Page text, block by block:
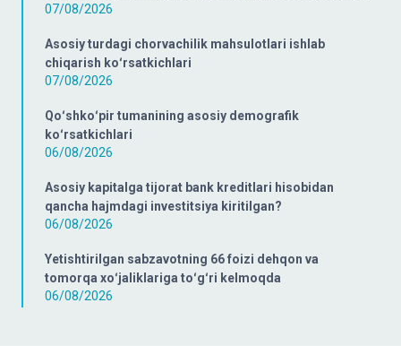
07/08/2026
Asosiy turdagi chorvachilik mahsulotlari ishlab
chiqarish koʻrsatkichlari
07/08/2026
Qoʻshkoʻpir tumanining asosiy demografik
koʻrsatkichlari
06/08/2026
Asosiy kapitalga tijorat bank kreditlari hisobidan
qancha hajmdagi investitsiya kiritilgan?
06/08/2026
Yetishtirilgan sabzavotning 66 foizi dehqon va
tomorqa xoʻjaliklariga toʻgʻri kelmoqda
06/08/2026